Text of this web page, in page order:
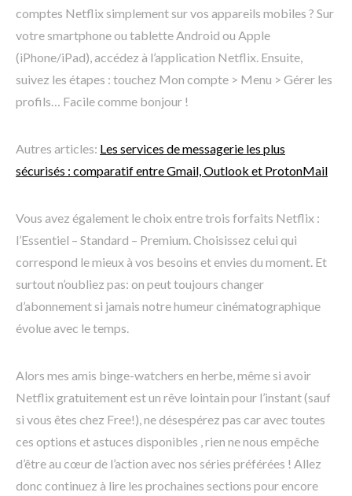
comptes Netflix simplement sur vos appareils mobiles ? Sur
votre smartphone ou tablette Android ou Apple
(iPhone/iPad), accédez à l’application Netflix. Ensuite,
suivez les étapes : touchez Mon compte > Menu > Gérer les
profils… Facile comme bonjour !
Autres articles: Les services de messagerie les plus
sécurisés : comparatif entre Gmail, Outlook et ProtonMail
Vous avez également le choix entre trois forfaits Netflix :
l’Essentiel – Standard – Premium. Choisissez celui qui
correspond le mieux à vos besoins et envies du moment. Et
surtout n’oubliez pas: on peut toujours changer
d’abonnement si jamais notre humeur cinématographique
évolue avec le temps.
Alors mes amis binge-watchers en herbe, même si avoir
Netflix gratuitement est un rêve lointain pour l’instant (sauf
si vous êtes chez Free!), ne désespérez pas car avec toutes
ces options et astuces disponibles , rien ne nous empêche
d’être au cœur de l’action avec nos séries préférées ! Allez
donc continuez à lire les prochaines sections pour encore